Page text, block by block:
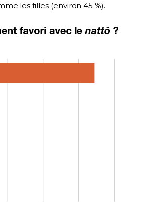
les filles (environ 45 %).